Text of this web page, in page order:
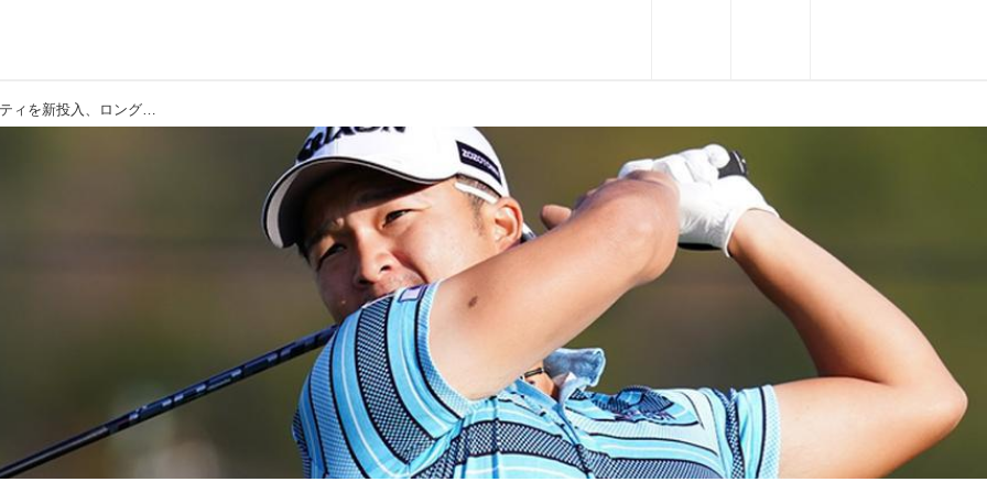
【香妻陣一朗】アイアン型ユーティリティを新投入、ロングショットの精度を考えたクラブセッティング